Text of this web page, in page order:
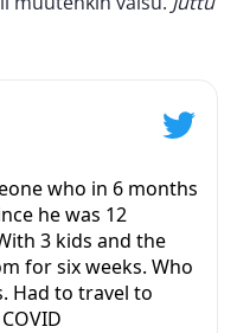
who in 6 months
he was 12
3 kids and the
for six weeks. Who
Had to travel to